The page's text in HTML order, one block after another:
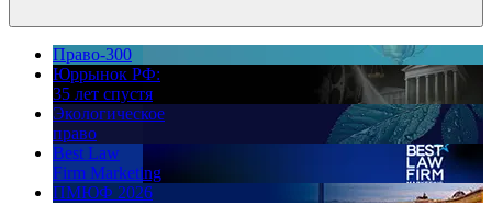
Право-300
Юррынок РФ:
35 лет спустя
Экологическое
право
Best Law
Firm Marketing
ПМЮФ 2026